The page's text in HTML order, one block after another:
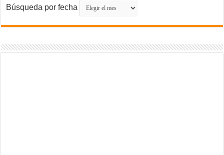
Búsqueda por fecha